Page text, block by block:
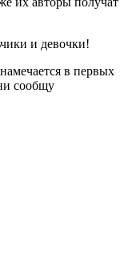
и девочки!
в первых
сообщу